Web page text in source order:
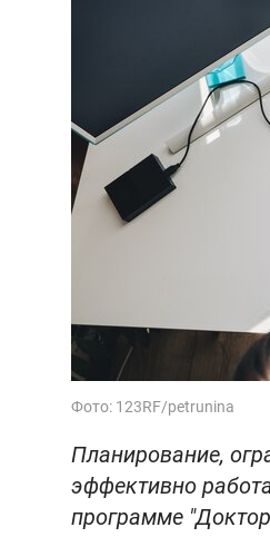
Фото: 123RF/petrunina
Планирование,
эффективно
программе